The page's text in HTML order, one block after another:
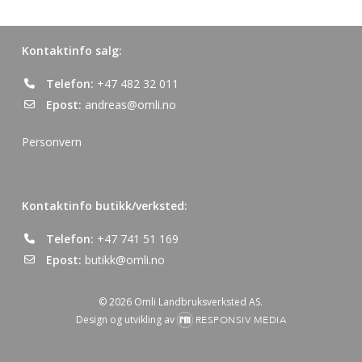
Kontaktinfo salg:
Telefon: +47 482 32 011
Epost: andreas@omli.no
Personvern
Kontaktinfo butikk/verksted:
Telefon: +47 741 51 169
Epost: butikk@omli.no
© 2026 Omli Landbruksverksted AS.
Design og utvikling av
RESPONSIV MEDIA